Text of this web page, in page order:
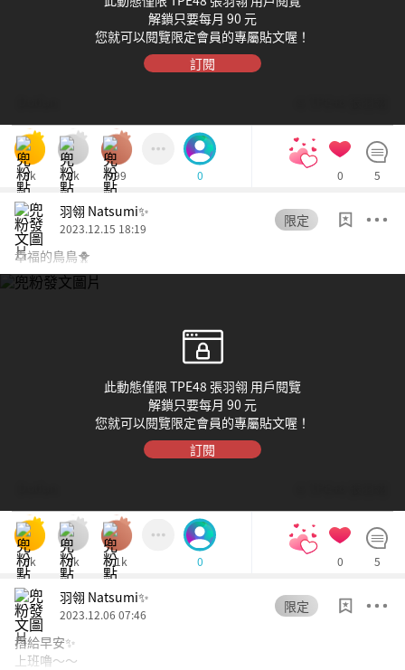
解鎖只要每月 90 元
您就可以閱覽限定會員的專屬貼文喔！
訂閱
3k 2k 999 0 0 5
羽翎 Natsumi✨
2023.12.15 18:19
限定
幸福的鳥鳥🐥
此動態僅限 TPE48 張羽翎 用戶閱覽
解鎖只要每月 90 元
您就可以閱覽限定會員的專屬貼文喔！
訂閱
6k 5k 3.1k 0 0 5
羽翎 Natsumi✨
2023.12.06 07:46
限定
搭給早安✨
上班嚕～～